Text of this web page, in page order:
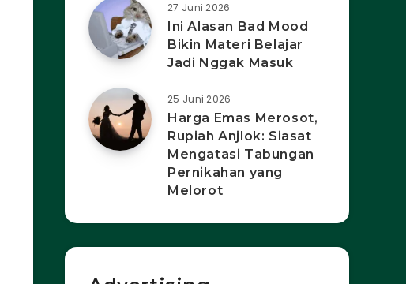
27 Juni 2026
Ini Alasan Bad Mood
Bikin Materi Belajar
Jadi Nggak Masuk
25 Juni 2026
Harga Emas Merosot,
Rupiah Anjlok: Siasat
Mengatasi Tabungan
Pernikahan yang
Melorot